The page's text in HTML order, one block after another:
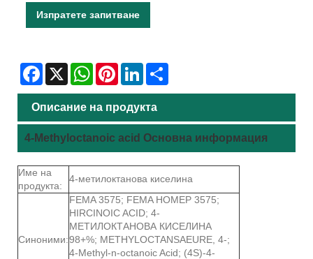
Изпратете запитване
Facebook
X WhatsAppPinterestLinkedIn
Описание на продукта
4-Methyloctanoic acid Основна информация
Име на
продукта:
4-метилоктанова киселина
Синоними:
FEMA 3575; FEMA НОМЕР 3575;
HIRCINOIC ACID; 4-
МЕТИЛОКТАНОВА КИСЕЛИНА
98+%; METHYLOCTANSAEURE, 4-;
4-Methyl-n-octanoic Acid; (4S)-4-